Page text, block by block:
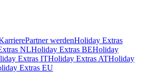
Partner werdenHoliday Extras
NLHoliday Extras BEHoliday
Extras ITHoliday Extras ATHoliday
Extras EU